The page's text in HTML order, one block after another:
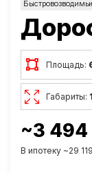
Площадь:
Габариты:
~3
В ипотеку ~29